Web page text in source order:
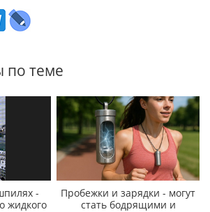
по теме
-
жидкого
Пробежки и зарядки - могут
стать бодрящими и